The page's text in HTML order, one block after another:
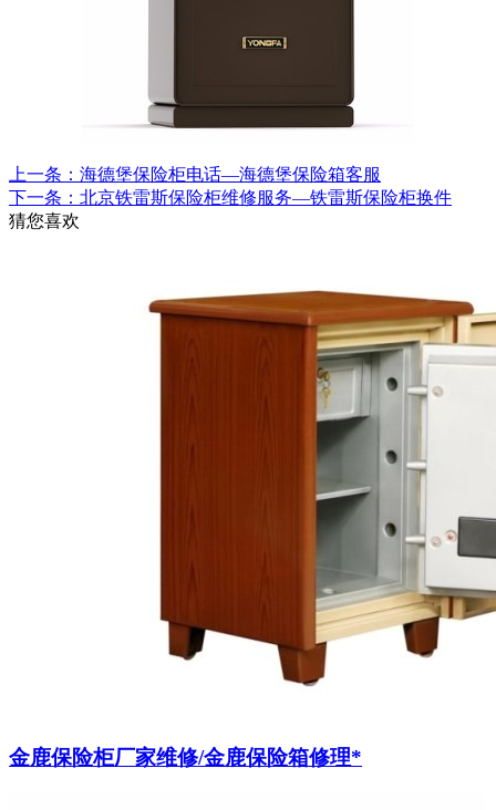
上一条：海德堡保险柜电话—海德堡保险箱客服
下一条：北京铁雷斯保险柜维修服务—铁雷斯保险柜换件
猜您喜欢
金鹿保险柜厂家维修/金鹿保险箱修理*